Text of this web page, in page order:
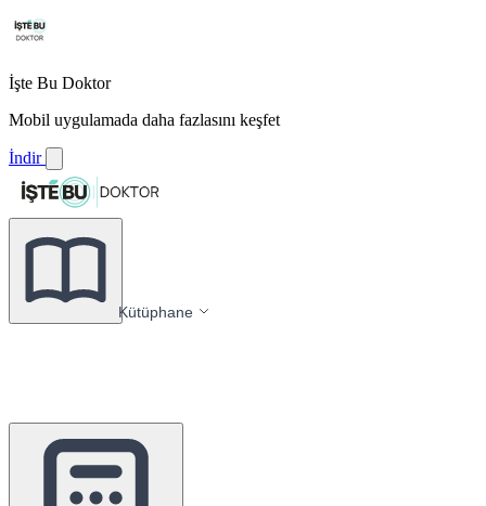
İşte Bu Doktor
Mobil uygulamada daha fazlasını keşfet
İndir
Kütüphane